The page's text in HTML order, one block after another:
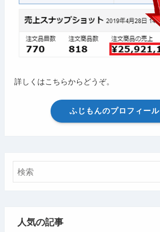
詳しくはこちらからどうぞ。
ふじもんのプロフィール
人気の記事